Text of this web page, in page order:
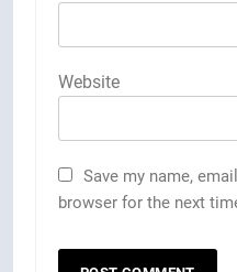
Website
Save my name,
browser for the next